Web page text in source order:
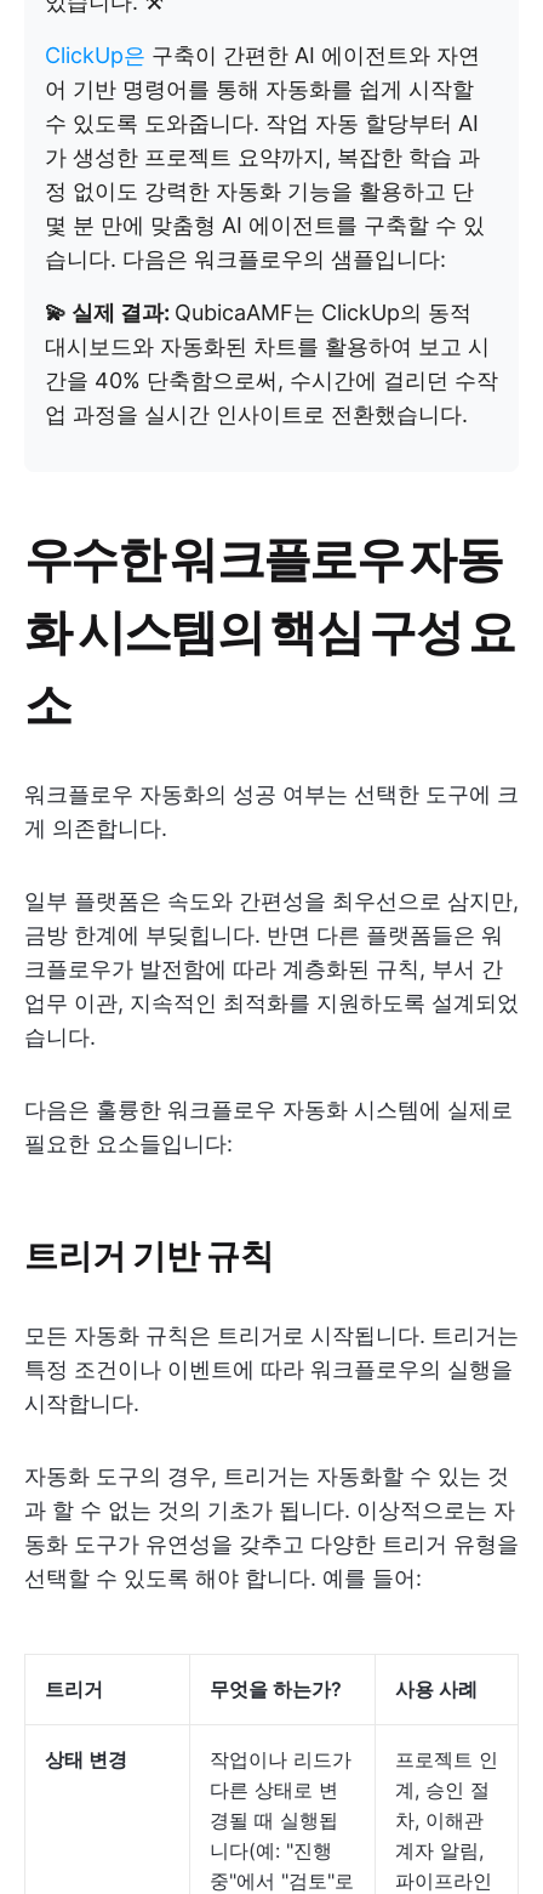
ClickUp은 구축이 간편한 AI 에이전트와 자연
어 기반 명령어를 통해 자동화를 쉽게 시작할
수 있도록 도와줍니다. 작업 자동 할당부터 AI
가 생성한 프로젝트 요약까지, 복잡한 학습 과
정 없이도 강력한 자동화 기능을 활용하고 단
몇 분 만에 맞춤형 AI 에이전트를 구축할 수 있
습니다. 다음은 워크플로우의 샘플입니다:
💫 실제 결과: QubicaAMF는 ClickUp의 동적
대시보드와 자동화된 차트를 활용하여 보고 시
간을 40% 단축함으로써, 수시간에 걸리던 수작
업 과정을 실시간 인사이트로 전환했습니다.
우수한 워크플로우 자동
화 시스템의 핵심 구성 요
소
워크플로우 자동화의 성공 여부는 선택한 도구에 크
게 의존합니다.
일부 플랫폼은 속도와 간편성을 최우선으로 삼지만,
금방 한계에 부딪힙니다. 반면 다른 플랫폼들은 워
크플로우가 발전함에 따라 계층화된 규칙, 부서 간
업무 이관, 지속적인 최적화를 지원하도록 설계되었
습니다.
다음은 훌륭한 워크플로우 자동화 시스템에 실제로
필요한 요소들입니다:
트리거 기반 규칙
모든 자동화 규칙은 트리거로 시작됩니다. 트리거는
특정 조건이나 이벤트에 따라 워크플로우의 실행을
시작합니다.
자동화 도구의 경우, 트리거는 자동화할 수 있는 것
과 할 수 없는 것의 기초가 됩니다. 이상적으로는 자
동화 도구가 유연성을 갖추고 다양한 트리거 유형을
선택할 수 있도록 해야 합니다. 예를 들어:
트리거 무엇을 하는가? 사용 사례
상태 변경
작업이나 리드가
다른 상태로 변
경될 때 실행됩
니다(예: "진행
중"에서 "검토"로
프로젝트 인
계, 승인 절
차, 이해관
계자 알림,
파이프라인